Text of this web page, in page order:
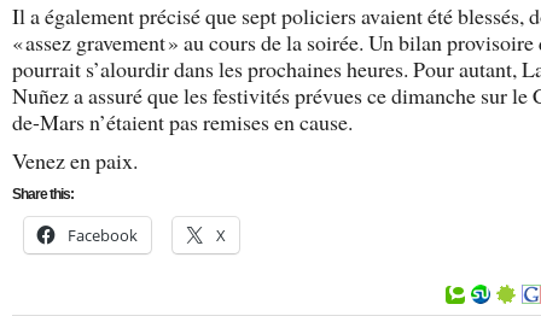
Il a également précisé que sept policiers avaient été blessés,
« assez gravement » au cours de la soirée. Un bilan
pourrait s’alourdir dans les prochaines heures. Pour autant,
Nuñez a assuré que les festivités prévues ce dimanche sur le
de-Mars n’étaient pas remises en cause.
Venez en paix.
Share this:
Facebook X